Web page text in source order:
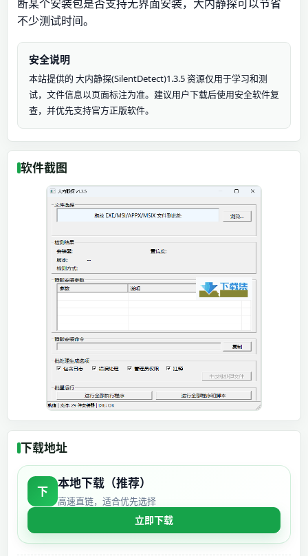
断某个安装包是否支持无界面安装，大内静探可以节省
不少测试时间。
安全说明
本站提供的 大内静探(SilentDetect)1.3.5 资源仅用于学习和测
试，文件信息以页面标注为准。建议用户下载后使用安全软件复
查，并优先支持官方正版软件。
软件截图
下载地址
下
本地下载（推荐）
高速直链，适合优先选择
立即下载